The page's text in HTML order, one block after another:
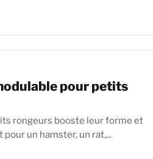
pour petits
rongeurs booste leur forme et
Que ce soit pour un hamster, un rat,...